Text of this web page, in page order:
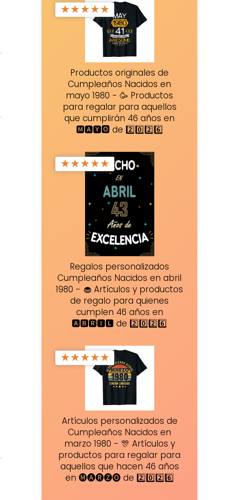
★★★★★
Productos originales de
Cumpleaños Nacidos en
mayo 1980 - 🥳 Productos
para regalar para aquellos
que cumplirán 46 años en
🅼🅰🆈🅾 de 2️⃣0️⃣2️⃣6️⃣
★★★★★
Regalos personalizados
Cumpleaños Nacidos en abril
1980 - 🧁 Artículos y productos
de regalo para quienes
cumplen 46 años en
🅰🅱🆁🅸🅻 de 2️⃣0️⃣2️⃣6️⃣
★★★★★
Artículos personalizados de
Cumpleaños Nacidos en
marzo 1980 - 🎊 Artículos y
productos para regalar para
aquellos que hacen 46 años
en 🅜🅐🅡🅩🅞 de 2️⃣0️⃣2️⃣6️⃣